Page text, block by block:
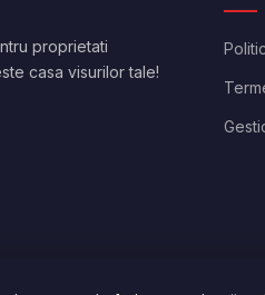
proprietati
casa visurilor tale!